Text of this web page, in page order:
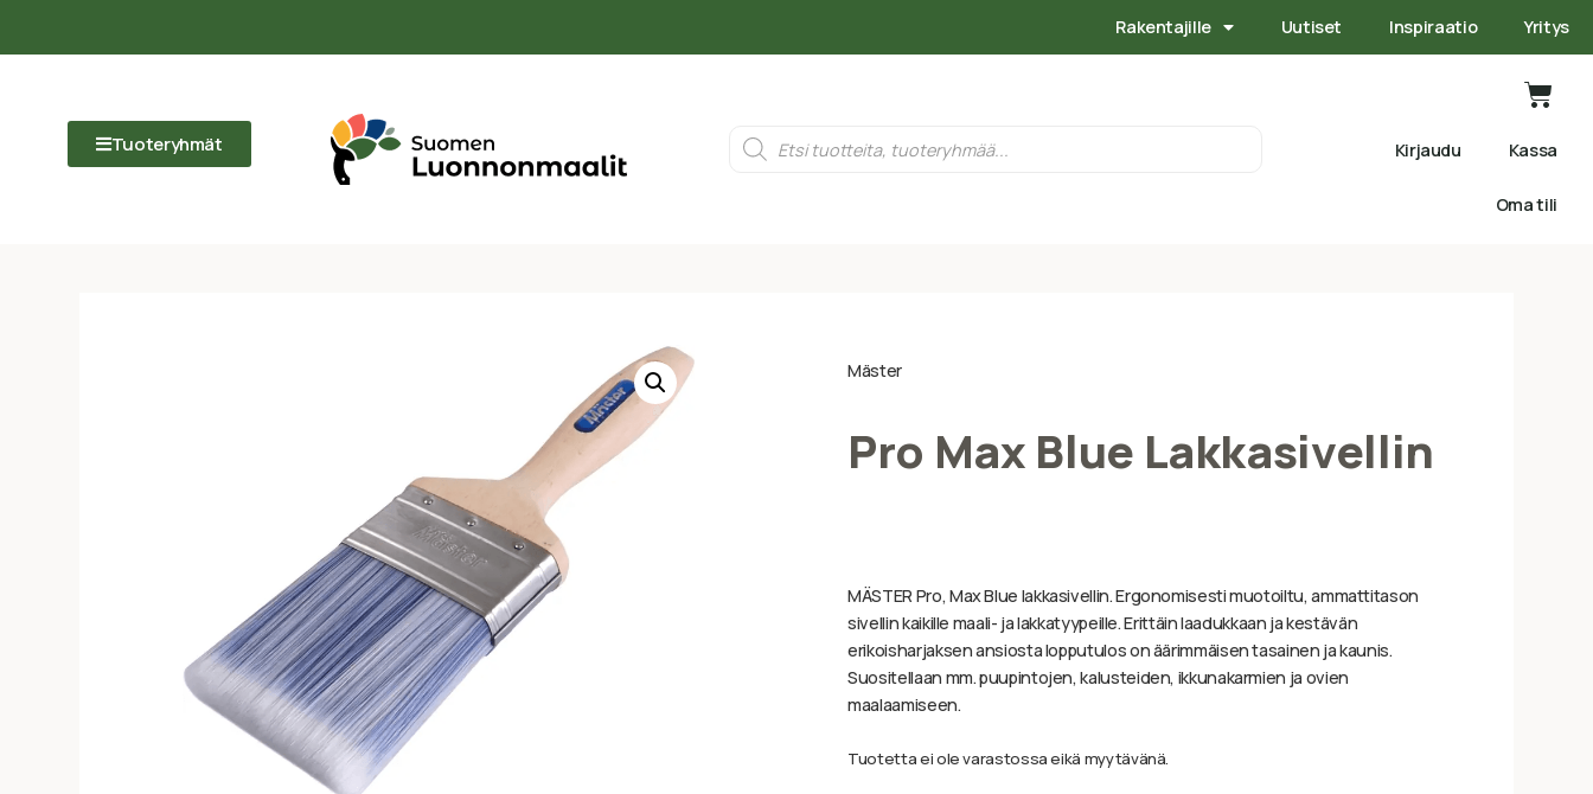
Rakentajille Uutiset Inspiraatio Yritys
Tuoteryhmät Kirjaudu Kassa
Oma tili
Mäster
Pro Max Blue Lakkasivellin
MÄSTER Pro, Max Blue lakkasivellin. Ergonomisesti muotoiltu, ammattitason
sivellin kaikille maali- ja lakkatyypeille. Erittäin laadukkaan ja kestävän
erikoisharjaksen ansiosta lopputulos on äärimmäisen tasainen ja kaunis.
Suositellaan mm. puupintojen, kalusteiden, ikkunakarmien ja ovien
maalaamiseen.
Tuotetta ei ole varastossa eikä myytävänä.